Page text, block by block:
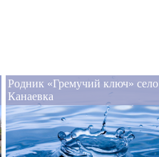
Родник «Гремучий ключ» село
Канаевка